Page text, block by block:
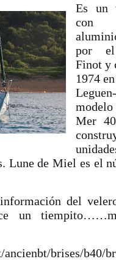
Es un
con
por el
Finot y
1974
Mer
Lune de Miel es el
del
un
brises/b40/